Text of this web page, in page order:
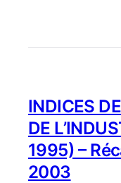
INDICES
DE
1995) –
2003